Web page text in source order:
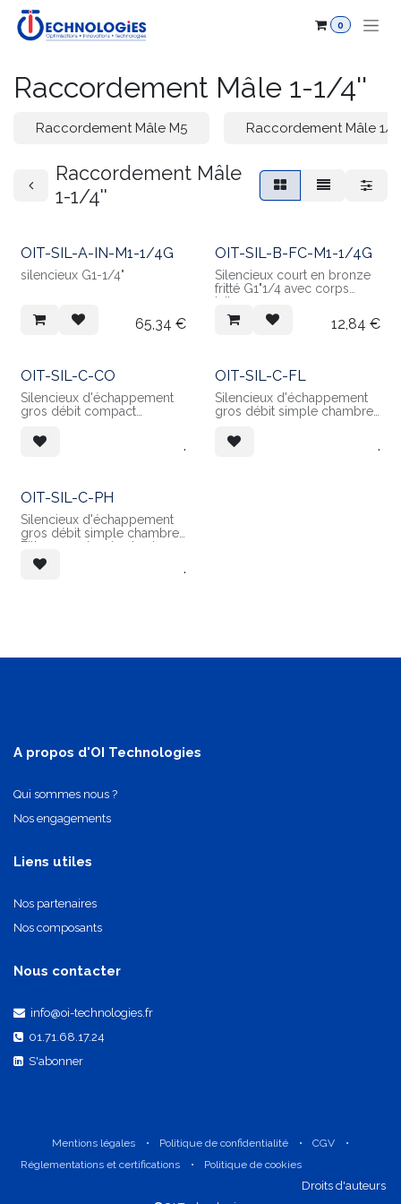
Se rendre au contenu
0
Raccordement Mâle 1-1/4''
Raccordement Mâle M5 Raccordement Mâle 1/
Raccordement Mâle
1-1/4''
OIT-SIL-A-IN-M1-1/4G
silencieux G1-1/4"
65,34 €
OIT-SIL-B-FC-M1-1/4G
Silencieux court en bronze
fritté G1"1/4 avec corps
laiton
12,84 €
OIT-SIL-C-CO
Silencieux d'échappement
gros débit compact
ultrafine
.
OIT-SIL-C-FL
Silencieux d'échappement
gros débit simple chambre
papier
.
OIT-SIL-C-PH
Silencieux d'échappement
gros débit simple chambre
Filtre en polymère haute
densité
.
A propos d'OI Technologies
Qui sommes nous ?
Nos engagements
Liens utiles
Nos partenaires
Nos composants
Nous contacter
info@oi-technologies.fr
01.71.68.17.24
S'abonner
Mentions légales • Politique de confidentialité • CGV
•
Réglementations et certifications
• Politique de cookies
​Droits d'auteurs